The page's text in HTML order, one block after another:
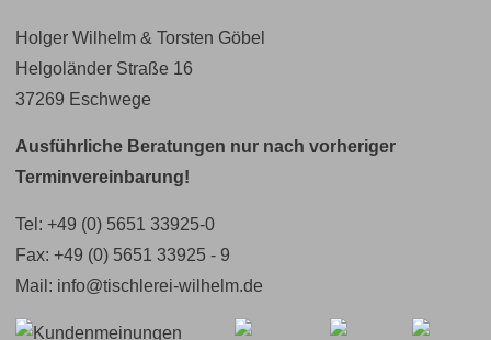
Holger Wilhelm & Torsten Göbel
Helgoländer Straße 16
37269 Eschwege
Ausführliche Beratungen nur nach vorheriger
Terminvereinbarung!
Tel: +49 (0) 5651 33925-0
Fax: +49 (0) 5651 33925 - 9
Mail: info@tischlerei-wilhelm.de